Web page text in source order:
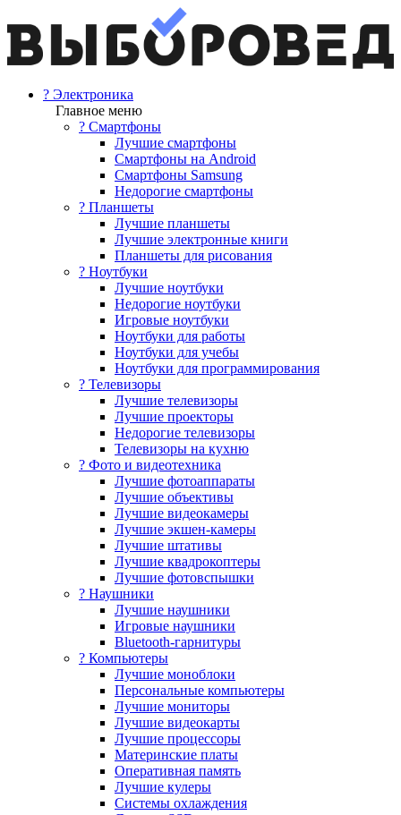
? Электроника
Главное меню
? Смартфоны
Лучшие смартфоны
Смартфоны на Android
Смартфоны Samsung
Недорогие смартфоны
? Планшеты
Лучшие планшеты
Лучшие электронные книги
Планшеты для рисования
? Ноутбуки
Лучшие ноутбуки
Недорогие ноутбуки
Игровые ноутбуки
Ноутбуки для работы
Ноутбуки для учебы
Ноутбуки для программирования
? Телевизоры
Лучшие телевизоры
Лучшие проекторы
Недорогие телевизоры
Телевизоры на кухню
? Фото и видеотехника
Лучшие фотоаппараты
Лучшие объективы
Лучшие видеокамеры
Лучшие экшен-камеры
Лучшие штативы
Лучшие квадрокоптеры
Лучшие фотовспышки
? Наушники
Лучшие наушники
Игровые наушники
Bluetooth-гарнитуры
?️ Компьютеры
Лучшие моноблоки
Персональные компьютеры
Лучшие мониторы
Лучшие видеокарты
Лучшие процессоры
Материнские платы
Оперативная память
Лучшие кулеры
Системы охлаждения